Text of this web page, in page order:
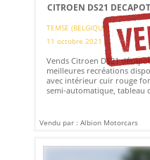
CITROEN DS21
TEMSE (BELGIQUE)
11 octobre 2021
Vends Citroen DS21
meilleures recréations
avec intérieur cuir rouge
semi-automatique, tableau
Vendu par : Albion Motorcars